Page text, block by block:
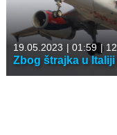
19.05.2023 | 01:59 |12
Zbog štrajka u